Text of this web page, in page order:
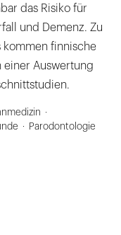
das Risiko für
und Demenz. Zu
kommen finnische
einer Auswertung
Parodontologie